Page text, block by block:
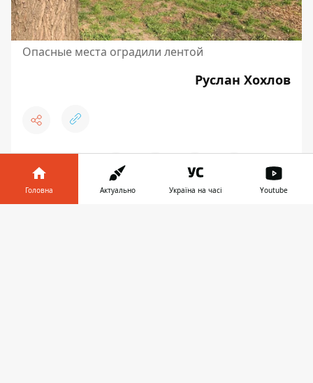
Опасные места оградили лентой
Руслан Хохлов
👍 ♥ 😆
Головна Актуально Україна на часі Youtube